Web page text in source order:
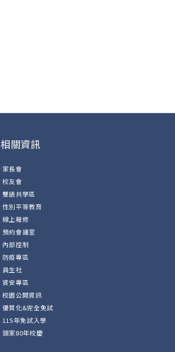
相關資訊
家長會
校友會
雙語共學區
性別平等教育
線上報修
預約會議室
內部控制
防疫專區
員生社
資安專區
校園公開資訊
優質化&完全免試
115年免試入學
頭家80年校慶